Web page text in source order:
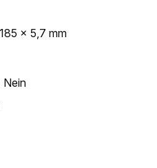
x 5,7 mm
Nein